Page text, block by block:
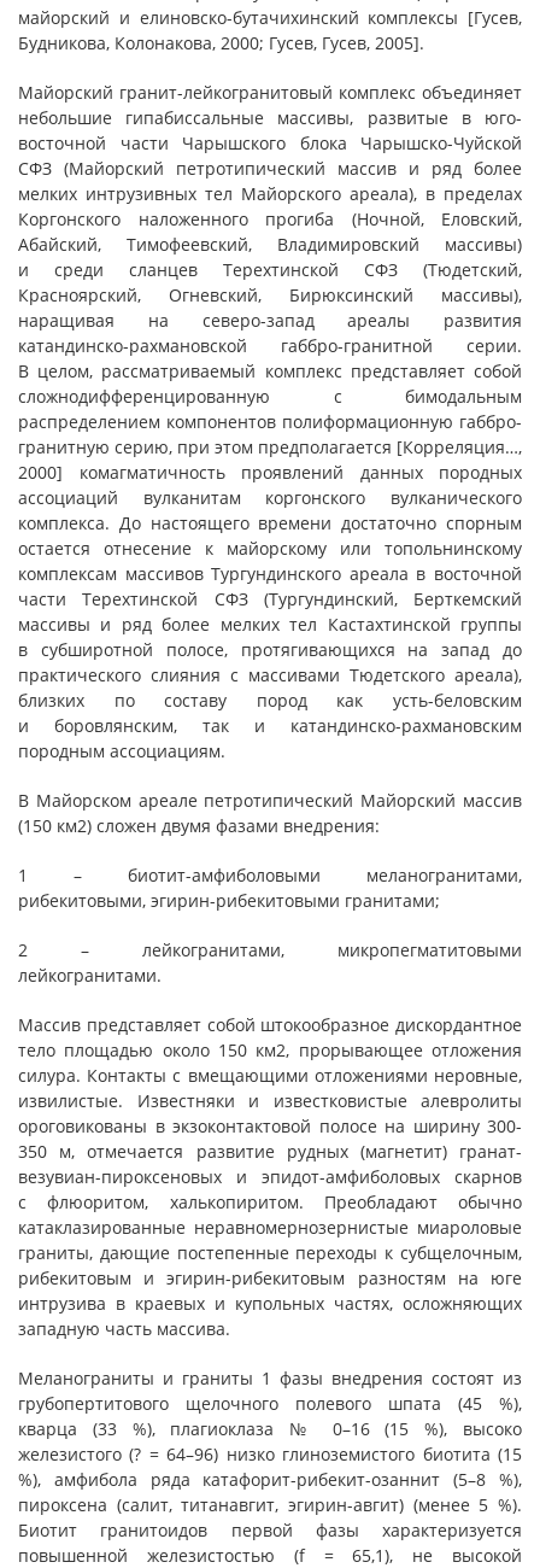
майорский и елиновско-бутачихинский комплексы [Гусев,
Будникова, Колонакова, 2000; Гусев, Гусев, 2005].
Майорский гранит-лейкогранитовый комплекс объединяет
небольшие гипабиссальные массивы, развитые в юго-
восточной части Чарышского блока Чарышско-Чуйской
СФЗ (Майорский петротипический массив и ряд более
мелких интрузивных тел Майорского ареала), в пределах
Коргонского наложенного прогиба (Ночной, Еловский,
Абайский, Тимофеевский, Владимировский массивы)
и среди сланцев Терехтинской СФЗ (Тюдетский,
Красноярский, Огневский, Бирюксинский массивы),
наращивая на северо-запад ареалы развития
катандинско-рахмановской габбро-гранитной серии.
В целом, рассматриваемый комплекс представляет собой
сложнодифференцированную с бимодальным
распределением компонентов полиформационную габбро-
гранитную серию, при этом предполагается [Корреляция…,
2000] комагматичность проявлений данных породных
ассоциаций вулканитам коргонского вулканического
комплекса. До настоящего времени достаточно спорным
остается отнесение к майорскому или топольнинскому
комплексам массивов Тургундинского ареала в восточной
части Терехтинской СФЗ (Тургундинский, Берткемский
массивы и ряд более мелких тел Кастахтинской группы
в субширотной полосе, протягивающихся на запад до
практического слияния с массивами Тюдетского ареала),
близких по составу пород как усть-беловским
и боровлянским, так и катандинско-рахмановским
породным ассоциациям.
В Майорском ареале петротипический Майорский массив
(150 км2) сложен двумя фазами внедрения:
1 – биотит-амфиболовыми меланогранитами,
рибекитовыми, эгирин-рибекитовыми гранитами;
2 – лейкогранитами, микропегматитовыми
лейкогранитами.
Массив представляет собой штокообразное дискордантное
тело площадью около 150 км2, прорывающее отложения
силура. Контакты с вмещающими отложениями неровные,
извилистые. Известняки и известковистые алевролиты
ороговикованы в экзоконтактовой полосе на ширину 300-
350 м, отмечается развитие рудных (магнетит) гранат-
везувиан-пироксеновых и эпидот-амфиболовых скарнов
с флюоритом, халькопиритом. Преобладают обычно
катаклазированные неравномернозернистые миароловые
граниты, дающие постепенные переходы к субщелочным,
рибекитовым и эгирин-рибекитовым разностям на юге
интрузива в краевых и купольных частях, осложняющих
западную часть массива.
Меланограниты и граниты 1 фазы внедрения состоят из
грубопертитового щелочного полевого шпата (45 %),
кварца (33 %), плагиоклаза № 0–16 (15 %), высоко
железистого (? = 64–96) низко глиноземистого биотита (15
%), амфибола ряда катафорит-рибекит-озаннит (5–8 %),
пироксена (салит, титанавгит, эгирин-авгит) (менее 5 %).
Биотит гранитоидов первой фазы характеризуется
повышенной железистостью (f = 65,1), не высокой